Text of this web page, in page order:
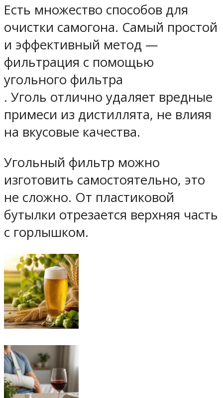
Есть множество способов для
очистки самогона. Самый простой
и эффективный метод —
фильтрация с помощью
угольного фильтра
. Уголь отлично удаляет вредные
примеси из дистиллята, не влияя
на вкусовые качества.
Угольный фильтр можно
изготовить самостоятельно, это
не сложно. От пластиковой
бутылки отрезается верхняя часть
с горлышком.